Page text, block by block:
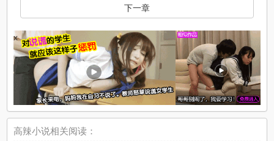
下一章
x
高辣小说相关阅读：